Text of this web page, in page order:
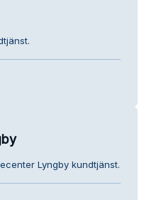
Lyngby kundtjänst.